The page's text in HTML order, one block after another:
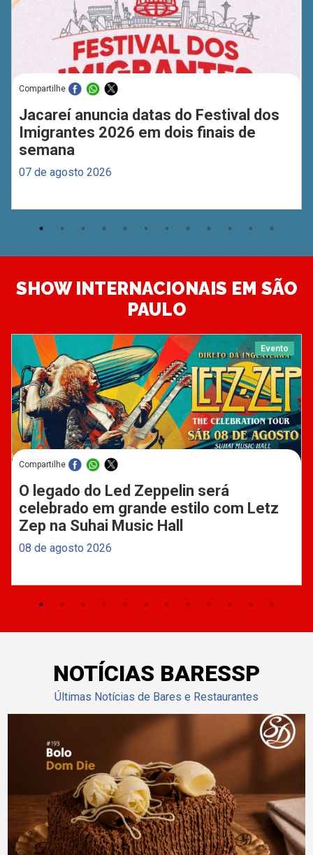
Compartilhe
Jacareí anuncia datas do Festival dos
Imigrantes 2026 em dois finais de
semana
07 de agosto 2026
SHOW INTERNACIONAIS EM SÃO
PAULO
Evento
Compartilhe
O legado do Led Zeppelin será
celebrado em grande estilo com Letz
Zep na Suhai Music Hall
08 de agosto 2026
NOTÍCIAS BARESSP
Últimas Notícias de Bares e Restaurantes